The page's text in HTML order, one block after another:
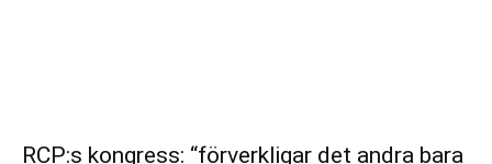
RCP:s kongress: “förverkligar det andra bara